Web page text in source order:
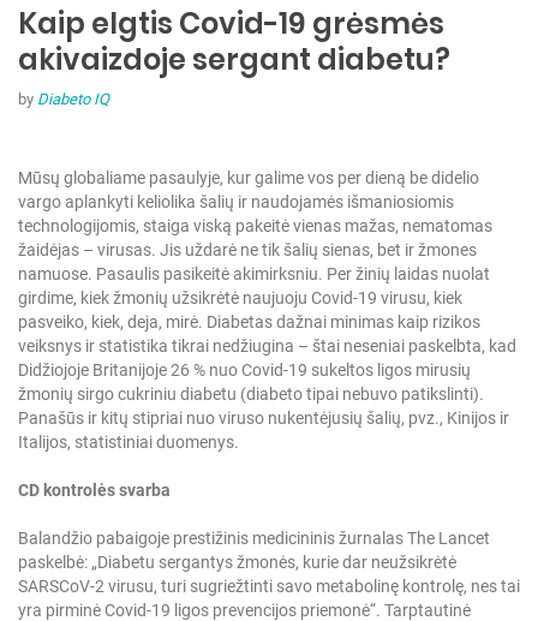
Kaip elgtis Covid-19 grėsmės
akivaizdoje sergant diabetu?
by Diabeto IQ
Mūsų globaliame pasaulyje, kur galime vos per dieną be didelio
vargo aplankyti keliolika šalių ir naudojamės išmaniosiomis
technologijomis, staiga viską pakeitė vienas mažas, nematomas
žaidėjas – virusas. Jis uždarė ne tik šalių sienas, bet ir žmones
namuose. Pasaulis pasikeitė akimirksniu. Per žinių laidas nuolat
girdime, kiek žmonių užsikrėtė naujuoju Covid-19 virusu, kiek
pasveiko, kiek, deja, mirė. Diabetas dažnai minimas kaip rizikos
veiksnys ir statistika tikrai nedžiugina – štai neseniai paskelbta, kad
Didžiojoje Britanijoje 26 % nuo Covid-19 sukeltos ligos mirusių
žmonių sirgo cukriniu diabetu (diabeto tipai nebuvo patikslinti).
Panašūs ir kitų stipriai nuo viruso nukentėjusių šalių, pvz., Kinijos ir
Italijos, statistiniai duomenys.
CD kontrolės svarba
Balandžio pabaigoje prestižinis medicininis žurnalas The Lancet
paskelbė: „Diabetu sergantys žmonės, kurie dar neužsikrėtė
SARSCoV-2 virusu, turi sugriežtinti savo metabolinę kontrolę, nes tai
yra pirminė Covid-19 ligos prevencijos priemonė“. Tarptautinė